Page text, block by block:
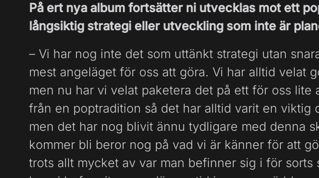
På ert nya album fortsätter ni utvecklas mot ett
långsiktig strategi eller utveckling som inte är
– Vi har nog inte det som uttänkt strategi utan
mest angeläget för oss att göra. Vi har alltid velat
men nu har vi velat paketera det på ett för oss lite
från en poptradition så det har alltid varit en viktig
men det har nog blivit ännu tydligare med denna
kommer bli beror nog på vad vi är känner för att
trots allt mycket av var man befinner sig i för